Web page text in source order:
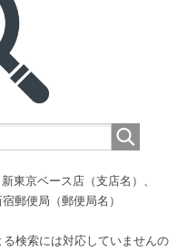
東京ベース店（支店名）、
郵便局（郵便局名）
る検索には対応していませんの